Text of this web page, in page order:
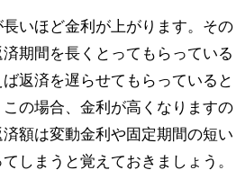
いほど金利が上がります。その
期間を長くとってもらっている
返済を遅らせてもらっていると
の場合、金利が高くなりますの
額は変動金利や固定期間の短い
しまうと覚えておきましょう。